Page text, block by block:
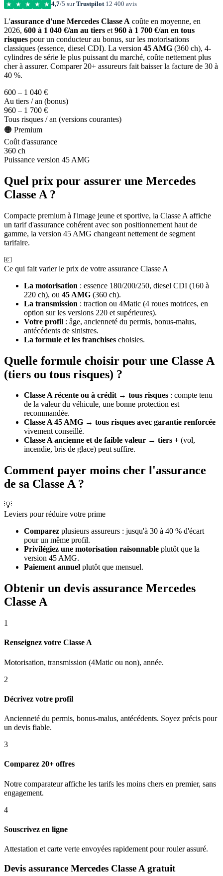
★ ★ ★ ★ ★ 4,7/5 surTrustpilot12 400 avis
L'assurance d'une Mercedes Classe A coûte en moyenne, en
2026, 600 à 1 040 €/an au tiers et 960 à 1 700 €/an en tous
risques pour un conducteur au bonus, sur les motorisations
classiques (essence, diesel CDI). La version 45 AMG (360 ch), 4-
cylindres de série le plus puissant du marché, coûte nettement plus
cher à assurer. Comparer 20+ assureurs fait baisser la facture de 30 à
40 %.
600 – 1 040 €
Au tiers / an (bonus)
960 – 1 700 €
Tous risques / an (versions courantes)
🟠 Premium
Coût d'assurance
360 ch
Puissance version 45 AMG
Quel prix pour assurer une Mercedes
Classe A ?
Compacte premium à l'image jeune et sportive, la Classe A affiche
un tarif d'assurance cohérent avec son positionnement haut de
gamme, la version 45 AMG changeant nettement de segment
tarifaire.
💶
Ce qui fait varier le prix de votre assurance Classe A
La motorisation : essence 180/200/250, diesel CDI (160 à
220 ch), ou 45 AMG (360 ch).
La transmission : traction ou 4Matic (4 roues motrices, en
option sur les versions 220 et supérieures).
Votre profil : âge, ancienneté du permis, bonus-malus,
antécédents de sinistres.
La formule et les franchises choisies.
Quelle formule choisir pour une Classe A
(tiers ou tous risques) ?
Classe A récente ou à crédit→ tous risques : compte tenu
de la valeur du véhicule, une bonne protection est
recommandée.
Classe A 45 AMG → tous risques avec garantie renforcée
vivement conseillé.
Classe A ancienne et de faible valeur → tiers + (vol,
incendie, bris de glace) peut suffire.
Comment payer moins cher l'assurance
de sa Classe A ?
💡
Leviers pour réduire votre prime
Comparez plusieurs assureurs : jusqu'à 30 à 40 % d'écart
pour un même profil.
Privilégiez une motorisation raisonnable plutôt que la
version 45 AMG.
Paiement annuel plutôt que mensuel.
Obtenir un devis assurance Mercedes
Classe A
1
Renseignez votre Classe A
Motorisation, transmission (4Matic ou non), année.
2
Décrivez votre profil
Ancienneté du permis, bonus-malus, antécédents. Soyez précis pour
un devis fiable.
3
Comparez 20+ offres
Notre comparateur affiche les tarifs les moins chers en premier, sans
engagement.
4
Souscrivez en ligne
Attestation et carte verte envoyées rapidement pour rouler assuré.
Devis assurance Mercedes Classe A gratuit